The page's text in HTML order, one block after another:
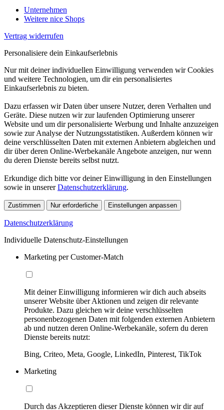
Unternehmen
Weitere nice Shops
Vertrag widerrufen
Personalisiere dein Einkaufserlebnis
Nur mit deiner individuellen Einwilligung verwenden wir Cookies
und weitere Technologien, um dir ein personalisiertes
Einkaufserlebnis zu bieten.
Dazu erfassen wir Daten über unsere Nutzer, deren Verhalten und
Geräte. Diese nutzen wir zur laufenden Optimierung unserer
Website und um dir personalisierte Werbung und Inhalte anzuzeigen
sowie zur Analyse der Nutzungsstatistiken. Außerdem können wir
deine verschlüsselten Daten mit externen Anbietern abgleichen und
dir über deren Online-Werbekanäle Angebote anzeigen, nur wenn
du deren Dienste bereits selbst nutzt.
Erkundige dich bitte vor deiner Einwilligung in den Einstellungen
sowie in unsererDatenschutzerklärung.
Zustimmen Nur erforderliche Einstellungen anpassen
Datenschutzerklärung
Individuelle Datenschutz-Einstellungen
Marketing per Customer-Match
Mit deiner Einwilligung informieren wir dich auch abseits
unserer Website über Aktionen und zeigen dir relevante
Produkte. Dazu gleichen wir deine verschlüsselten
personenbezogenen Daten mit folgenden externen Anbietern
ab und nutzen deren Online-Werbekanäle, sofern du deren
Dienste bereits nutzt:
Bing, Criteo, Meta, Google, LinkedIn, Pinterest, TikTok
Marketing
Durch das Akzeptieren dieser Dienste können wir dir auf